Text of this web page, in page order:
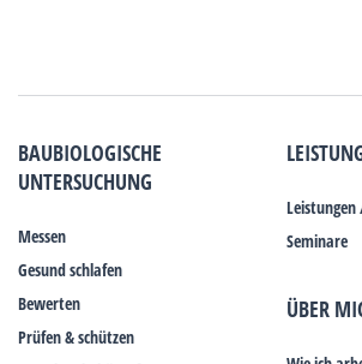
BAUBIOLOGISCHE
UNTERSUCHUNG
Messen
Gesund schlafen
Bewerten
Prüfen & schützen
Leistungen
Seminare
ÜBER